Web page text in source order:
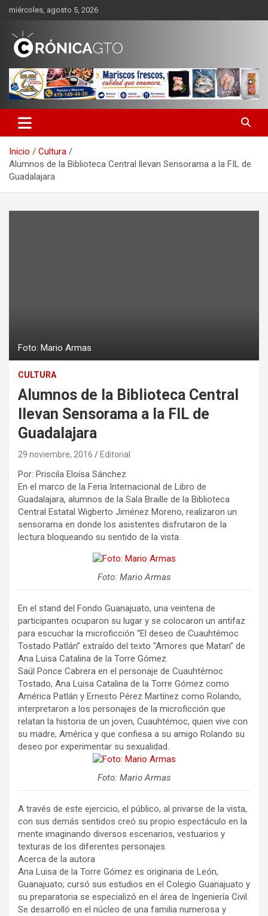
Saltar
contenido
miércoles, agosto 5, 2026
CRONICA GUANAJUATO
Inicio
Cultura
Alumnos de la Biblioteca Central llevan Sensorama a la FIL de
Guadalajara
Foto: Mario Armas
CULTURA
Alumnos de la Biblioteca Central
llevan Sensorama a la FIL de
Guadalajara
29 noviembre, 2016 Editorial
Por: Priscila Eloísa Sánchez
En el marco de la Feria Internacional de Libro de
Guadalajara, alumnos de la Sala Braille de la Biblioteca
Central Estatal Wigberto Jiménez Moreno, realizaron un
sensorama en donde los asistentes disfrutaron de la
lectura bloqueando su sentido de la vista.
Foto: Mario Armas
En el stand del Fondo Guanajuato, una veintena de
participantes ocuparon su lugar y se colocaron un antifaz
para escuchar la microficción “El deseo de Cuauhtémoc
Tostado Patlán” extraído del texto “Amores que Matan” de
Ana Luisa Catalina de la Torre Gómez.
Saúl Ponce Cabrera en el personaje de Cuauhtémoc
Tostado, Ana Luisa Catalina de la Torre Gómez como
América Patlán y Ernesto Pérez Martínez como Rolando,
interpretaron a los personajes de la microficción que
relatan la historia de un joven, Cuauhtémoc, quien vive con
su madre, América y que confiesa a su amigo Rolando su
deseo por experimentar su sexualidad.
Foto: Mario Armas
A través de este ejercicio, el público, al privarse de la vista,
con sus demás sentidos creó su propio espectáculo en la
mente imaginando diversos escenarios, vestuarios y
texturas de los diferentes personajes.
Acerca de la autora
Ana Luisa de la Torre Gómez es originaria de León,
Guanajuato; cursó sus estudios en el Colegio Guanajuato y
su preparatoria se especializó en el área de Ingeniería Civil.
Se desarrolló en el núcleo de una familia numerosa y